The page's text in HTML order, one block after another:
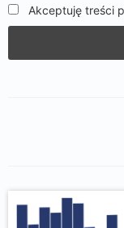
Akceptuję treści